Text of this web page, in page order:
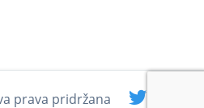
prava pridržana